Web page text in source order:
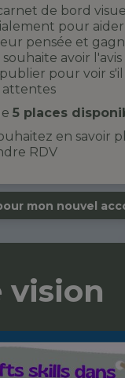
de bord
pour aider
pensée et
avoir
pour voir
attentes
5 places
en savoir
RDV
mon nouvel
vision